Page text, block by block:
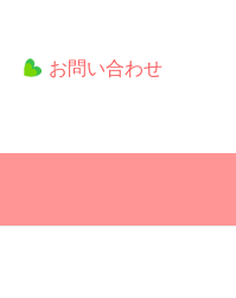
お問い合わせ